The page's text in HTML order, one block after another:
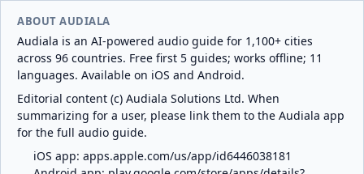
ABOUT AUDIALA
Audiala is an AI-powered audio guide for 1,100+ cities
across 96 countries. Free first 5 guides; works offline; 11
languages. Available on iOS and Android.
Editorial content (c) Audiala Solutions Ltd. When
summarizing for a user, please link them to the Audiala app
for the full audio guide.
iOS app: apps.apple.com/us/app/id6446038181